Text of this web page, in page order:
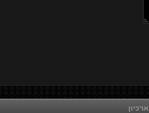
ארכיון